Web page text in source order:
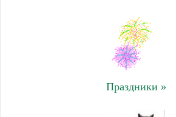
Праздники »